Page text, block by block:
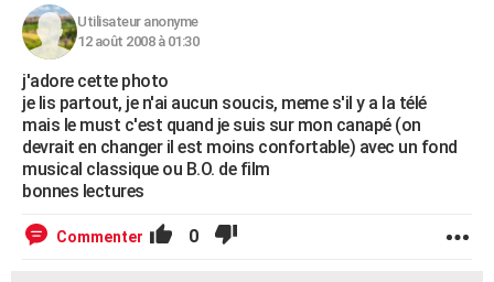
Utilisateur anonyme
12 août 2008 à 01:30
j'adore cette photo
je lis partout, je n'ai aucun soucis, meme s'il y a la télé
mais le must c'est quand je suis sur mon canapé (on
devrait en changer il est moins confortable) avec un fond
musical classique ou B.O. de film
bonnes lectures
Commenter 0